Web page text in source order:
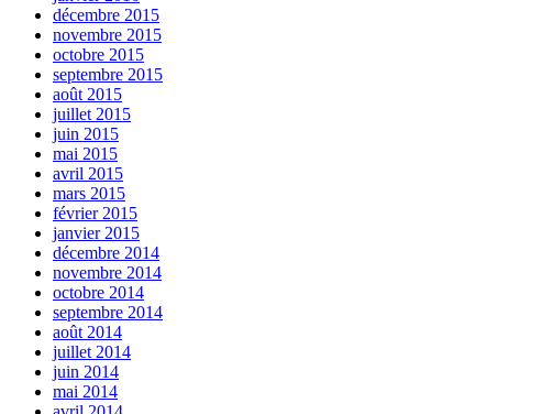
décembre 2015
novembre 2015
octobre 2015
septembre 2015
août 2015
juillet 2015
juin 2015
mai 2015
avril 2015
mars 2015
février 2015
janvier 2015
décembre 2014
novembre 2014
octobre 2014
septembre 2014
août 2014
juillet 2014
juin 2014
mai 2014